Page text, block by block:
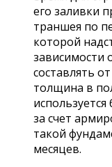
его заливки
траншея по
которой
зависимости
составлять
толщина в
за счет
такой
месяцев.